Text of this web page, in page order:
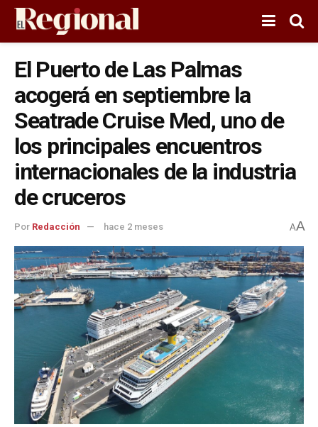
El Puerto de Las Palmas
acogerá en septiembre la
Seatrade Cruise Med, uno de
los principales encuentros
internacionales de la industria
de cruceros
Por Redacción hace 2 meses AA